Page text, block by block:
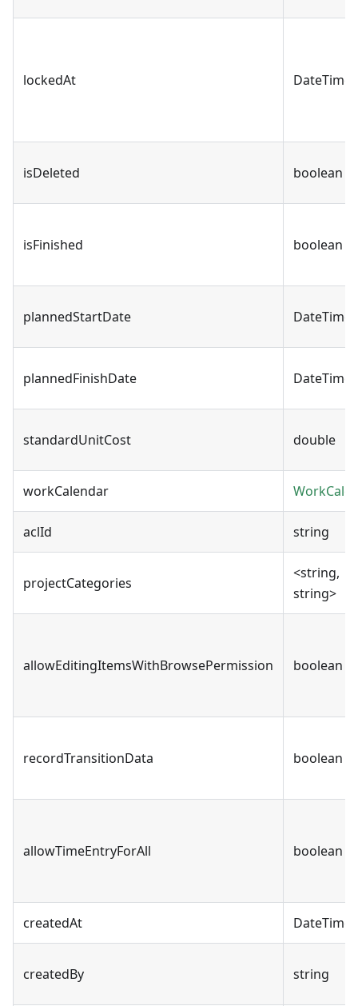
lockedAt DateTime
isDeleted boolean
isFinished boolean
plannedStartDate DateTime
plannedFinishDate DateTime
standardUnitCost double
workCalendar
aclId string
projectCategories
<string,
string>
allowEditingItemsWithBrowsePermission boolean
recordTransitionData boolean
allowTimeEntryForAll boolean
createdAt DateTime
createdBy string